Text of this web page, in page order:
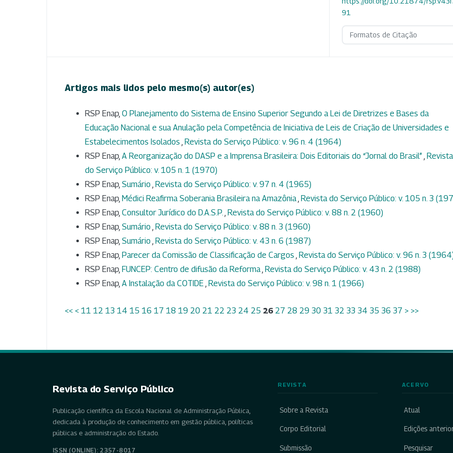
91
Formatos de Citação
Artigos mais lidos pelo mesmo(s) autor(es)
RSP Enap, O Planejamento do Sistema de Ensino Superior Segundo a Lei de Diretrizes e Bases da
Educação Nacional e sua Anulação pela Competência de Iniciativa de Leis de Criação de Universidades e
Estabelecimentos Isolados , Revista do Serviço Público: v. 96 n. 4 (1964)
RSP Enap, A Reorganização do DASP e a Imprensa Brasileira: Dois Editoriais do “Jornal do Brasil” , Revista
do Serviço Público: v. 105 n. 1 (1970)
RSP Enap, Sumário , Revista do Serviço Público: v. 97 n. 4 (1965)
RSP Enap, Médici Reafirma Soberania Brasileira na Amazônia, Revista do Serviço Público: v. 105 n. 3
RSP Enap, Consultor Jurídico do D.A.S.P., Revista do Serviço Público: v. 88 n. 2 (1960)
RSP Enap, Sumário , Revista do Serviço Público: v. 88 n. 3 (1960)
RSP Enap, Sumário , Revista do Serviço Público: v. 43 n. 6 (1987)
RSP Enap, Parecer da Comissão de Classificação de Cargos , Revista do Serviço Público: v. 96 n. 3
RSP Enap, FUNCEP: Centro de difusão da Reforma, Revista do Serviço Público: v. 43 n. 2 (1988)
RSP Enap, A Instalação da COTIDE , Revista do Serviço Público: v. 98 n. 1 (1966)
<< < 11 12 13 14 15 16 17 18 19 20 21 22 23 24 25 26 27 28 29 30 31 32 33 34 35 36 37 > >>
Revista do Serviço Público
Publicação científica da Escola Nacional de Administração Pública,
dedicada à produção de conhecimento em gestão pública, políticas
públicas e administração do Estado.
ISSN (ONLINE): 2357-8017
REVISTA
Sobre a Revista
Corpo Editorial
Submissão
ACERVO
Atual
Edições
Pesquisar